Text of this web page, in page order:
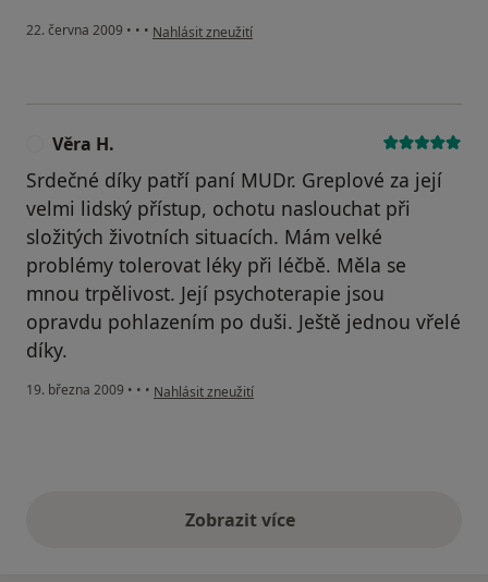
22. června 2009 • • • podle názoru uživatele SVOBODOVA
Nahlásit zneužití
Věra H.
Srdečné díky patří paní MUDr. Greplové za její
velmi lidský přístup, ochotu naslouchat při
složitých životních situacích. Mám velké
problémy tolerovat léky při léčbě. Měla se
mnou trpělivost. Její psychoterapie jsou
opravdu pohlazením po duši. Ještě jednou vřelé
díky.
19. března 2009 • • • podle názoru uživatele Věra H.
Nahlásit zneužití
Zobrazit vícevýše uvedené názory